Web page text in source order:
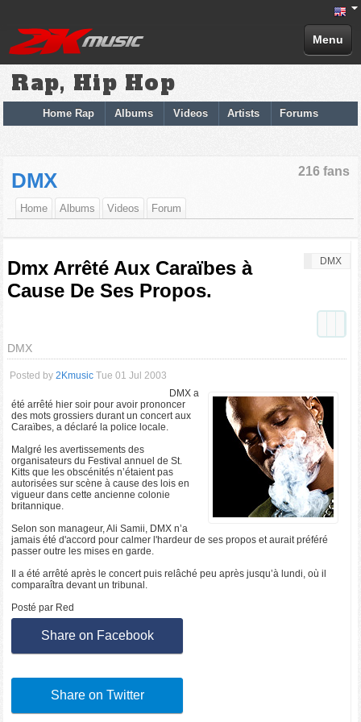
Menu
Rap, Hip Hop
Home Rap Albums Videos Artists Forums
216 fans
DMX
Home Albums Videos Forum
DMX
Dmx Arrêté Aux Caraïbes à
Cause De Ses Propos.
DMX
Posted by2Kmusic Tue 01 Jul 2003
DMX a
été arrêté hier soir pour avoir prononcer
des mots grossiers durant un concert aux
Caraïbes, a déclaré la police locale.
Malgré les avertissements des
organisateurs du Festival annuel de St.
Kitts que les obscénités n’étaient pas
autorisées sur scène à cause des lois en
vigueur dans cette ancienne colonie
britannique.
Selon son manageur, Ali Samii, DMX n’a
jamais été d'accord pour calmer l'hardeur de ses propos et aurait préféré
passer outre les mises en garde.
Il a été arrêté après le concert puis relâché peu après jusqu’à lundi, où il
comparaîtra devant un tribunal.
Posté par Red
Share on Facebook
Share on Twitter